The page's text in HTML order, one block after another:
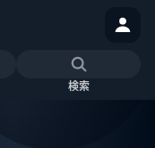
検索